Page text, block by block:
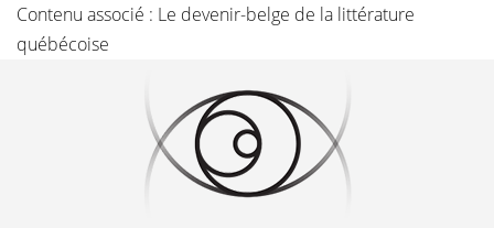
Contenu associé : Le devenir-belge de la littérature
québécoise